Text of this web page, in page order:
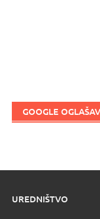
GOOGLE
UREDNIŠTVO